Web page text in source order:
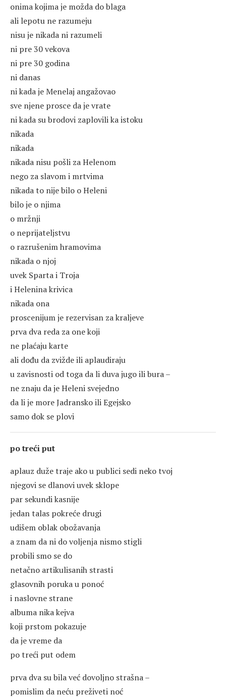
onima kojima je možda do blaga
ali lepotu ne razumeju
nisu je nikada ni razumeli
ni pre 30 vekova
ni pre 30 godina
ni danas
ni kada je Menelaj angažovao
sve njene prosce da je vrate
ni kada su brodovi zaplovili ka istoku
nikada
nikada
nikada nisu pošli za Helenom
nego za slavom i mrtvima
nikada to nije bilo o Heleni
bilo je o njima
o mržnji
o neprijateljstvu
o razrušenim hramovima
nikada o njoj
uvek Sparta i Troja
i Helenina krivica
nikada ona
proscenijum je rezervisan za kraljeve
prva dva reda za one koji
ne plaćaju karte
ali dođu da zvižde ili aplaudiraju
u zavisnosti od toga da li duva jugo ili bura –
ne znaju da je Heleni svejedno
da li je more Jadransko ili Egejsko
samo dok se plovi
po treći put
aplauz duže traje ako u publici sedi neko tvoj
njegovi se dlanovi uvek sklope
par sekundi kasnije
jedan talas pokreće drugi
udišem oblak obožavanja
a znam da ni do voljenja nismo stigli
probili smo se do
netačno artikulisanih strasti
glasovnih poruka u ponoć
i naslovne strane
albuma nika kejva
koji prstom pokazuje
da je vreme da
po treći put odem
prva dva su bila već dovoljno strašna –
pomislim da neću preživeti noć